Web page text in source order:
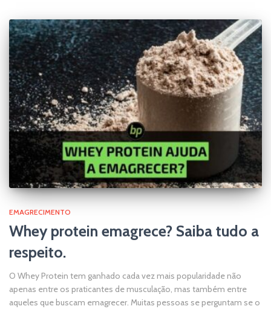
EMAGRECIMENTO
Whey protein emagrece? Saiba tudo a
respeito.
O Whey Protein tem ganhado cada vez mais popularidade não
apenas entre os praticantes de musculação, mas também entre
aqueles que buscam emagrecer. Muitas pessoas se perguntam se o